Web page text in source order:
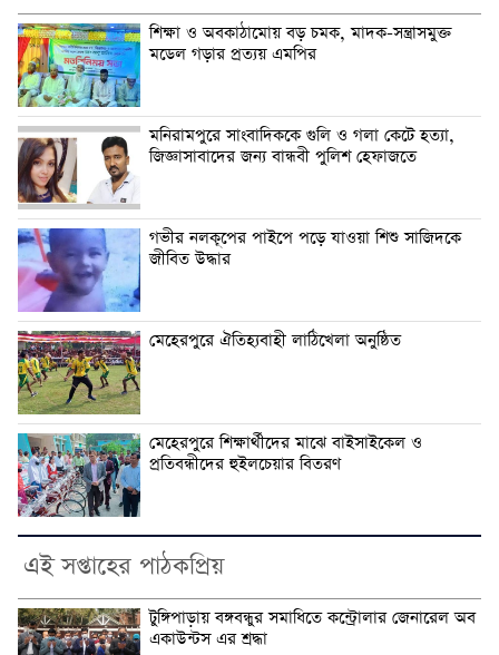
শিক্ষা ও অবকাঠামোয় বড় চমক, মাদক-সন্ত্রাসমুক্ত
মডেল গড়ার প্রত্যয় এমপির
মনিরামপুরে সাংবাদিককে গুলি ও গলা কেটে হত্যা,
জিজ্ঞাসাবাদের জন্য বান্ধবী পুলিশ হেফাজতে
গভীর নলকূপের পাইপে পড়ে যাওয়া শিশু সাজিদকে
জীবিত উদ্ধার
মেহেরপুরে ঐতিহ্যবাহী লাঠিখেলা অনুষ্ঠিত
মেহেরপুরে শিক্ষার্থীদের মাঝে বাইসাইকেল ও
প্রতিবন্ধীদের হুইলচেয়ার বিতরণ
এই সপ্তাহের পাঠকপ্রিয়
টুঙ্গিপাড়ায় বঙ্গবন্ধুর সমাধিতে কন্ট্রোলার জেনারেল অব
একাউন্টস এর শ্রদ্ধা